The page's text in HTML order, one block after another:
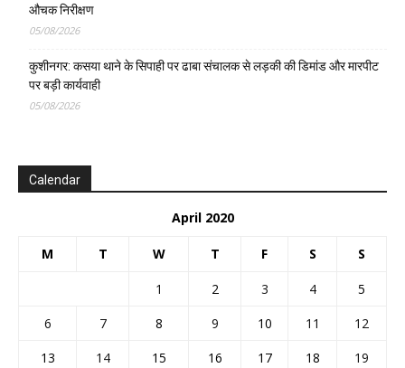
औचक निरीक्षण
05/08/2026
कुशीनगर: कसया थाने के सिपाही पर ढाबा संचालक से लड़की की डिमांड और मारपीट
पर बड़ी कार्यवाही
05/08/2026
Calendar
April 2020
M T W T F S S
1 2 3 4
5
6
7 8 9 10 11
12
13
14 15 16 17 18
19